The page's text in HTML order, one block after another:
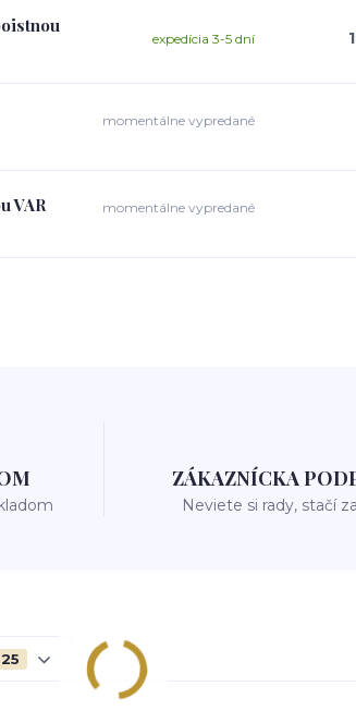
expedícia 3-5 dní
momentálne vypredané
VAR momentálne vypredané
ZÁKAZNÍCKA
Neviete si rady, stačí
25